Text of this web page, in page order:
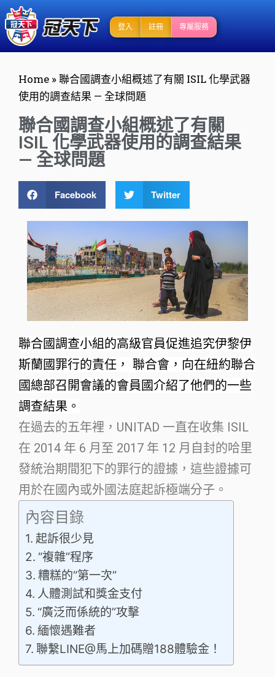
登入 註冊 專屬服務
Home »聯合國調查小組概述了有關 ISIL 化學武器
使用的調查結果 — 全球問題
聯合國調查小組概述了有關
ISIL 化學武器使用的調查結果
— 全球問題
Facebook Twitter
聯合國調查小組的高級官員促進追究伊黎伊
斯蘭國罪行的責任， 聯合會 ，向在紐約聯合
國總部召開會議的會員國介紹了他們的一些
調查結果。
在過去的五年裡，UNITAD 一直在收集 ISIL
在 2014 年 6 月至 2017 年 12 月自封的哈里
發統治期間犯下的罪行的證據，這些證據可
用於在國內或外國法庭起訴極端分子。
內容目錄
起訴很少見
“複雜”程序
糟糕的“第一次”
人體測試和獎金支付
“廣泛而係統的”攻擊
緬懷遇難者
聯繫LINE@馬上加碼贈188體驗金！